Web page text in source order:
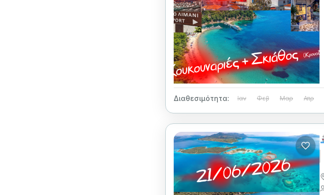
Διαθεσιμότητα: Ιαν Φεβ Μαρ Απρ